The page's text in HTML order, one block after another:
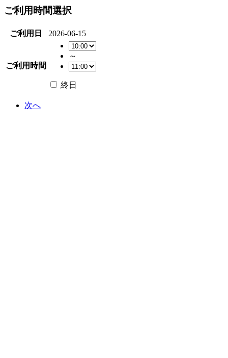
ご利用時間選択
ご利用日 2026-06-15
ご利用時間
～
終日
次へ